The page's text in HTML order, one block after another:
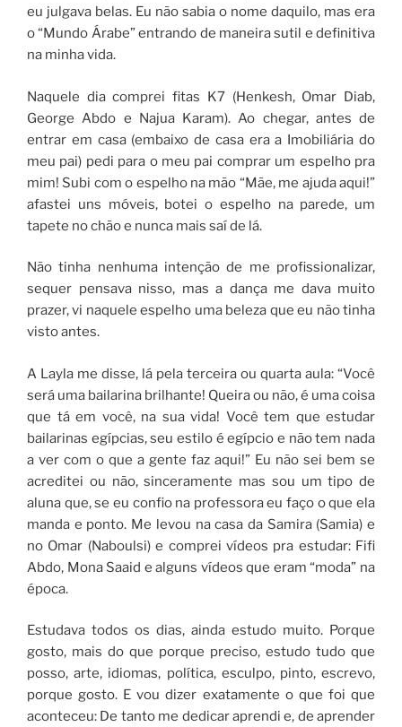
eu julgava belas. Eu não sabia o nome daquilo, mas era
o “Mundo Árabe” entrando de maneira sutil e definitiva
na minha vida.
Naquele dia comprei fitas K7 (Henkesh, Omar Diab,
George Abdo e Najua Karam). Ao chegar, antes de
entrar em casa (embaixo de casa era a Imobiliária do
meu pai) pedi para o meu pai comprar um espelho pra
mim! Subi com o espelho na mão “Mãe, me ajuda aqui!”
afastei uns móveis, botei o espelho na parede, um
tapete no chão e nunca mais saí de lá.
Não tinha nenhuma intenção de me profissionalizar,
sequer pensava nisso, mas a dança me dava muito
prazer, vi naquele espelho uma beleza que eu não tinha
visto antes.
A Layla me disse, lá pela terceira ou quarta aula: “Você
será uma bailarina brilhante! Queira ou não, é uma coisa
que tá em você, na sua vida! Você tem que estudar
bailarinas egípcias, seu estilo é egípcio e não tem nada
a ver com o que a gente faz aqui!” Eu não sei bem se
acreditei ou não, sinceramente mas sou um tipo de
aluna que, se eu confio na professora eu faço o que ela
manda e ponto. Me levou na casa da Samira (Samia) e
no Omar (Naboulsi) e comprei vídeos pra estudar: Fifi
Abdo, Mona Saaid e alguns vídeos que eram “moda” na
época.
Estudava todos os dias, ainda estudo muito. Porque
gosto, mais do que porque preciso, estudo tudo que
posso, arte, idiomas, política, esculpo, pinto, escrevo,
porque gosto. E vou dizer exatamente o que foi que
aconteceu: De tanto me dedicar aprendi e, de aprender